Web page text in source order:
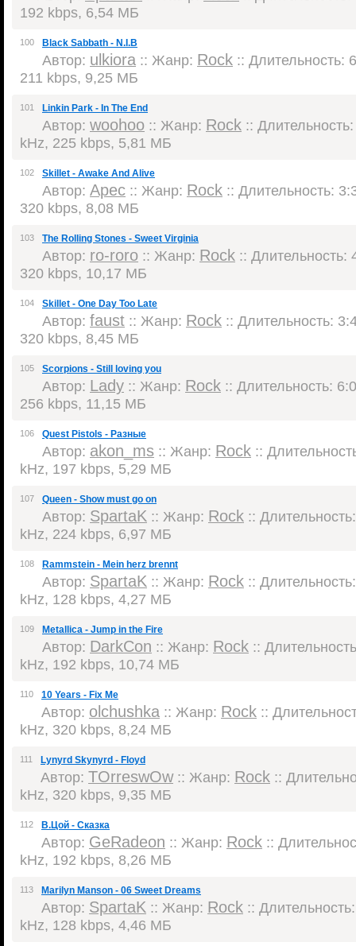
192 kbps, 6,54 МБ
100 Black Sabbath - N.I.B
Автор: ulkiora :: Жанр: Rock :: Длительность:
211 kbps, 9,25 МБ
101 Linkin Park - In The End
Автор: woohoo :: Жанр: Rock ::
kHz, 225 kbps, 5,81 МБ
102 Skillet - Awake And Alive
Автор: Apec :: Жанр: Rock :: Длительность:
320 kbps, 8,08 МБ
103 The Rolling Stones - Sweet Virginia
Автор: ro-roro :: Жанр: Rock :: Длительность:
320 kbps, 10,17 МБ
104 Skillet - One Day Too Late
Автор: faust :: Жанр: Rock :: Длительность:
320 kbps, 8,45 МБ
105 Scorpions - Still loving you
Автор: Lady :: Жанр: Rock :: Длительность:
256 kbps, 11,15 МБ
106 Quest Pistols - Разные
Автор: akon_ms :: Жанр: Rock ::
kHz, 197 kbps, 5,29 МБ
107 Queen - Show must go on
Автор: SpartaK :: Жанр: Rock ::
kHz, 224 kbps, 6,97 МБ
108 Rammstein - Mein herz brennt
Автор: SpartaK :: Жанр: Rock ::
kHz, 128 kbps, 4,27 МБ
109 Metallica - Jump in the Fire
Автор: DarkCon :: Жанр: Rock ::
kHz, 192 kbps, 10,74 МБ
110 10 Years - Fix Me
Автор: olchushka :: Жанр: Rock ::
kHz, 320 kbps, 8,24 МБ
111 Lynyrd Skynyrd - Floyd
Автор: TOrreswOw:: Жанр: Rock ::
kHz, 320 kbps, 9,35 МБ
112 В.Цой - Сказка
Автор: GeRadeon :: Жанр: Rock ::
kHz, 192 kbps, 8,26 МБ
113 Marilyn Manson - 06 Sweet Dreams
Автор: SpartaK :: Жанр: Rock ::
kHz, 128 kbps, 4,46 МБ